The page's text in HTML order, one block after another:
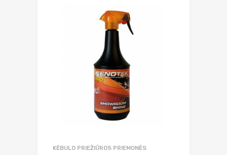
KĖBULO PRIEŽIŪROS PRIEMONĖS